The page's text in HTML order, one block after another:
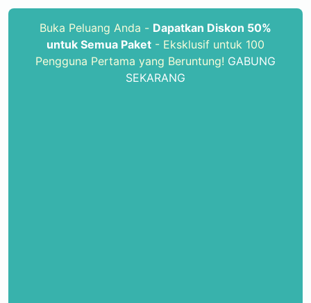
Buka Peluang Anda - Dapatkan Diskon 50%
untuk Semua Paket - Eksklusif untuk 100
Pengguna Pertama yang Beruntung! GABUNG
SEKARANG